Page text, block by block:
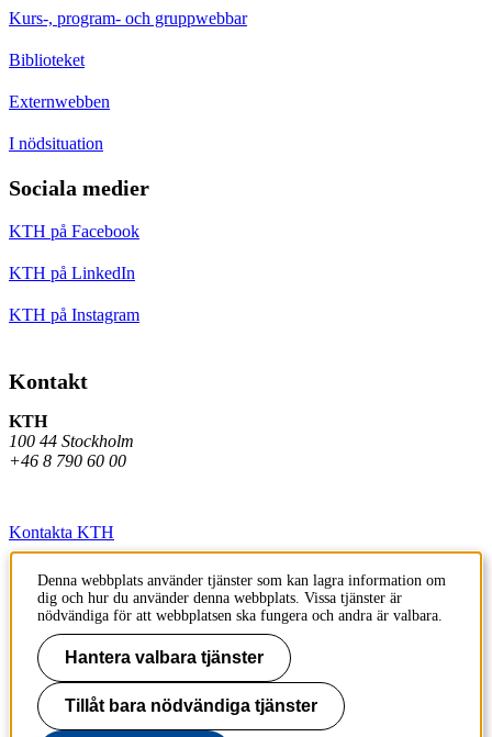
Kurs-, program- och gruppwebbar
Biblioteket
Externwebben
I nödsituation
Sociala medier
KTH på Facebook
KTH på LinkedIn
KTH på Instagram
Kontakt
KTH
100 44 Stockholm
+46 8 790 60 00
Kontakta KTH
Jobba på KTH
Press och media
Faktura och betalning KTH
Om KTH:s webbplatser
Denna webbplats använder tjänster som kan lagra information om
dig och hur du använder denna webbplats. Vissa tjänster är
nödvändiga för att webbplatsen ska fungera och andra är valbara.
Hantera valbara tjänster
Tillåt bara nödvändiga tjänster